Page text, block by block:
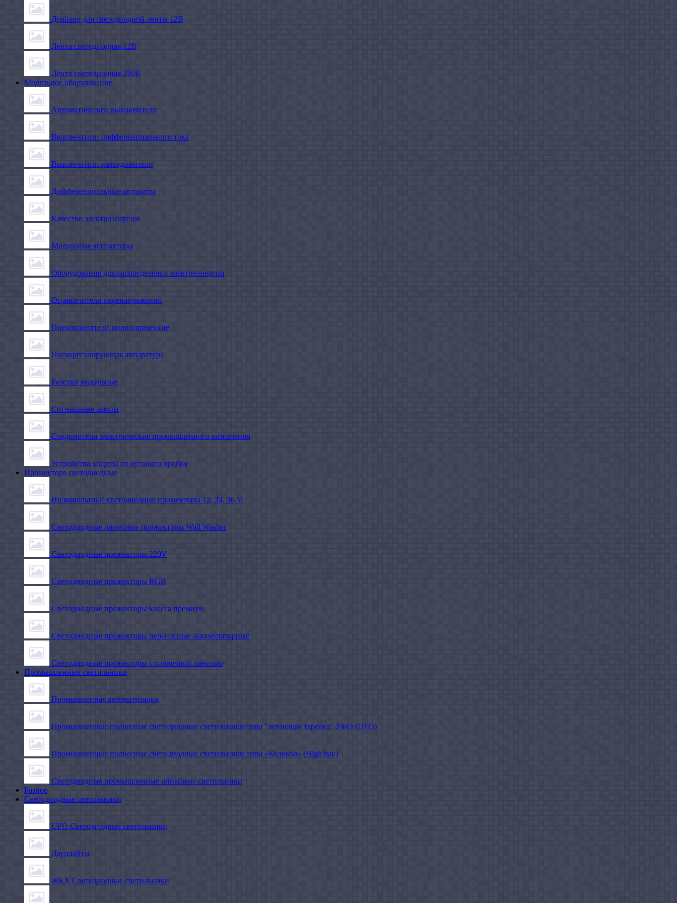
Драйвер для светодиодной ленты 12В
Лента светодиодная 12В
Лента светодиодная 220В
Модульное оборудование
Автоматические выключатели
Выключатели дифференциального тока
Выключатели-разъединители
Дифференциальные автоматы
Качество электроэнергии
Модульные контакторы
Оборудование для распределения электроэнергии
Ограничители перенапряжений
Предохранители цилиндрические
Пускорегулирующая аппаратура
Розетки модульные
Сигнальные лампы
Соединители электрические промышленного назначения
Устройства защиты от дугового пробоя
Прожектора светодиодные
Низковольтные светодиодные прожекторы 12, 24, 36 V
Светодиодные линейные прожекторы Wall Washer
Светодиодные прожекторы 220V
Светодиодные прожекторы RGB
Светодиодные прожекторы класса премиум
Светодиодные прожекторы переносные аккумуляторные
Светодиодные прожекторы с солнечной панелью
Промышленные светильники
Промышленная автоматизация
Промышленные подвесные cветодиодные светильники типа "летающая тарелка" УФО (UFO)
Промышленные подвесные cветодиодные светильники типа «Колокол» (High bay)
Светодиодные промышленные линейные светильники
Разное
Светодиодные светильники
UFO Светодиодные светильники
Даунлайты
ЖКХ Светодиодные светильники